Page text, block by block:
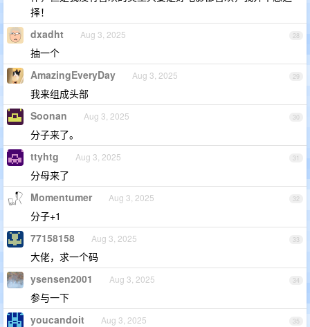
择！
28
dxadht Aug 3, 2025
抽一个
29
AmazingEveryDay Aug 3, 2025
我来组成头部
30
Soonan Aug 3, 2025
分子来了。
31
ttyhtg Aug 3, 2025
分母来了
32
Momentumer Aug 3, 2025
分子+1
33
77158158 Aug 3, 2025
大佬，求一个码
34
ysensen2001 Aug 3, 2025
参与一下
35
youcandoit Aug 3, 2025